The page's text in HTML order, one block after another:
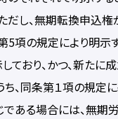
だし、無期転換申込
5項の規定により明示
ており、かつ、新たに
、同条第１項の規定
ある場合には、無期